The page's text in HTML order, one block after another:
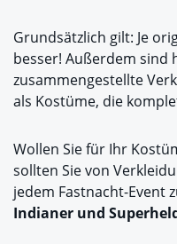
Grundsätzlich gilt: Je
besser! Außerdem sind
zusammengestellte
als Kostüme, die
Wollen Sie für Ihr
sollten Sie von
jedem Fastnacht-Event
Indianer und